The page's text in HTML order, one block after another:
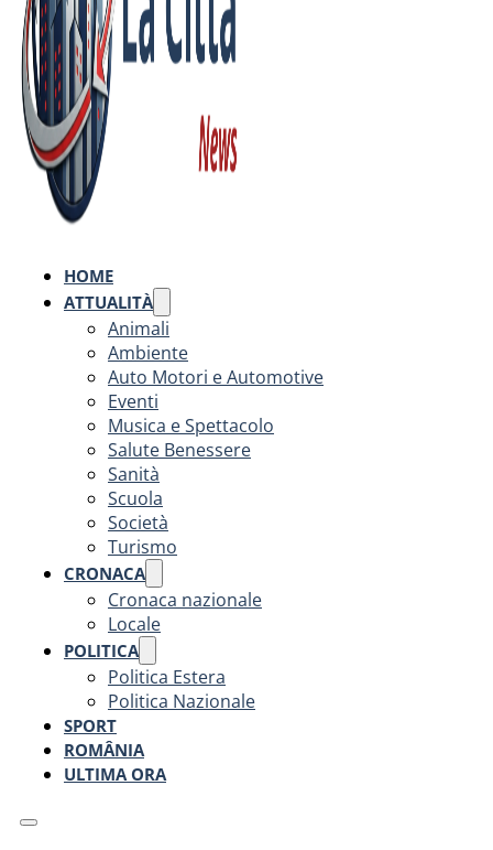
HOME
ATTUALITÀ
Animali
Ambiente
Auto Motori e Automotive
Eventi
Musica e Spettacolo
Salute Benessere
Sanità
Scuola
Società
Turismo
CRONACA
Cronaca nazionale
Locale
POLITICA
Politica Estera
Politica Nazionale
SPORT
ROMÂNIA
ULTIMA ORA